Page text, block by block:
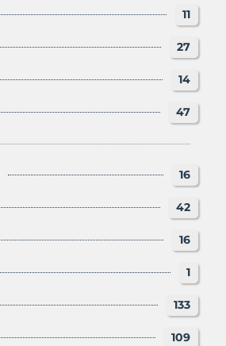
11
27
14
47
16
42
16
1
133
109